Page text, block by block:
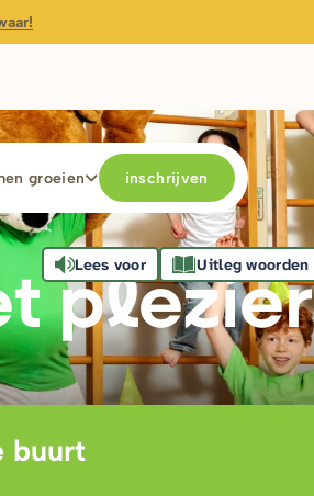
groeien inschrijven
plezier
Lees voor Uitleg woorden
buurt